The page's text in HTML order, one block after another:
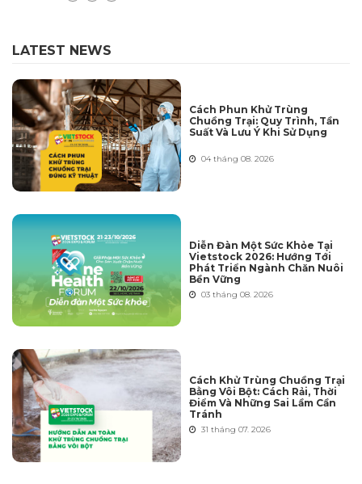
LATEST NEWS
Cách Phun Khử Trùng
Chuồng Trại: Quy Trình, Tần
Suất Và Lưu Ý Khi Sử Dụng
04 tháng 08. 2026
Diễn Đàn Một Sức Khỏe Tại
Vietstock 2026: Hướng Tới
Phát Triển Ngành Chăn Nuôi
Bền Vững
03 tháng 08. 2026
Cách Khử Trùng Chuồng Trại
Bằng Vôi Bột: Cách Rải, Thời
Điểm Và Những Sai Lầm Cần
Tránh
31 tháng 07. 2026